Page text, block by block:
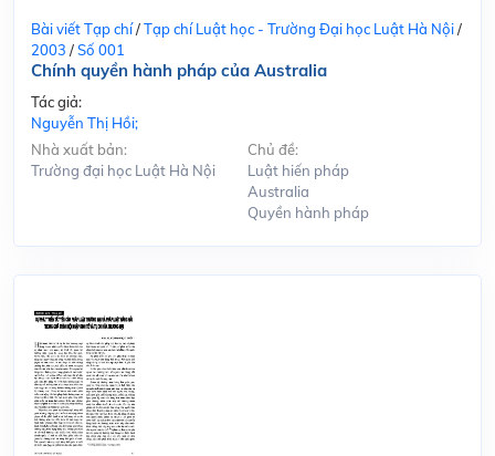
Bài viết Tạp chí/Tạp chí Luật học - Trường Đại học Luật Hà Nội/
2003 /Số 001
Chính quyền hành pháp của Australia
Tác giả:
Nguyễn Thị Hồi;
Nhà xuất bản:
Trường đại học Luật Hà Nội
Chủ đề:
Luật hiến pháp
Australia
Quyền hành pháp